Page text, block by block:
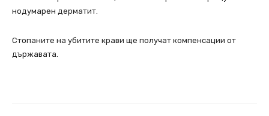
нодумарен дерматит.
Стопаните на убитите крави ще получат компенсации от
държавата.